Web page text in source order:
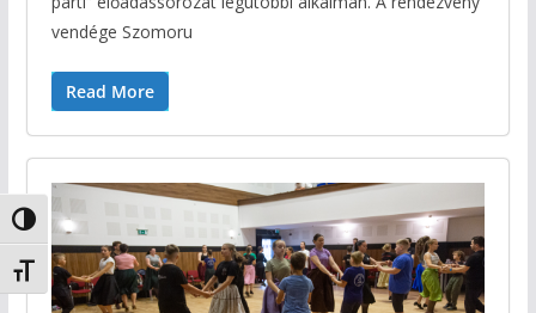
Nagy kontraszt váltása
Betűméret váltása
vendége Szomoru
Read More